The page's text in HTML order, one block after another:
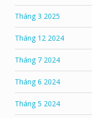
Tháng 3 2025
Tháng 12 2024
Tháng 7 2024
Tháng 6 2024
Tháng 5 2024